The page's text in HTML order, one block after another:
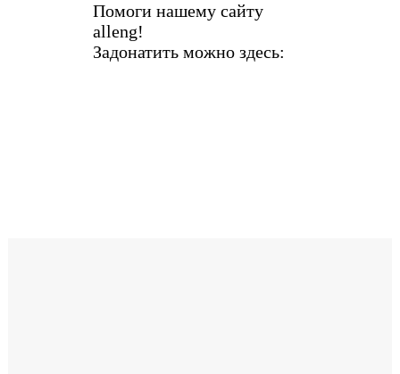
Помоги нашему сайту
alleng!
Задонатить можно здесь: